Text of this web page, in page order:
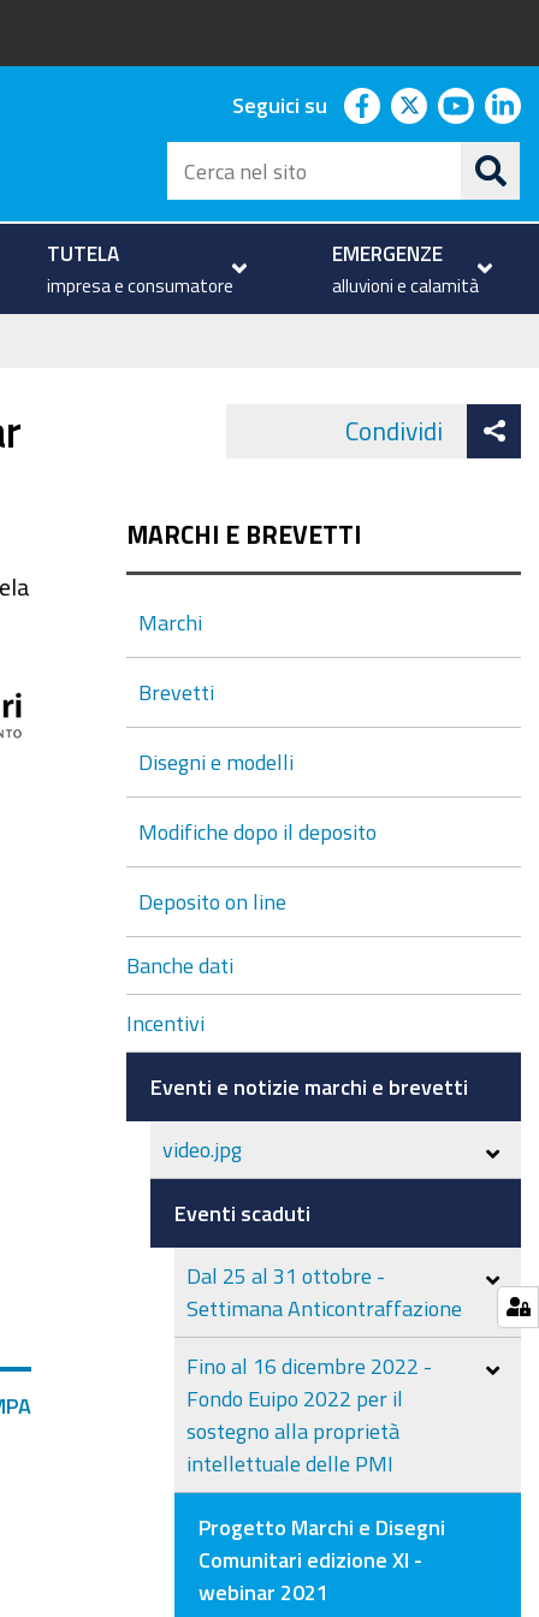
Seguici su facebook
twitter
Cerca
nel
sito
TUTELA
impresa e consumatore
EMERGENZE
alluvioni e calamità
Condividi
MARCHI E BREVETTI
Marchi
Brevetti
Disegni e modelli
Modifiche dopo il deposito
Deposito on line
Banche dati
Incentivi
Eventi e notizie marchi e brevetti
video.jpg
Eventi scaduti
Dal 25 al 31 ottobre -
Settimana Anticontraffazione
Fino al 16 dicembre 2022 -
Fondo Euipo 2022 per il
sostegno alla proprietà
intellettuale delle PMI
Progetto Marchi e Disegni
Comunitari edizione XI -
webinar 2021